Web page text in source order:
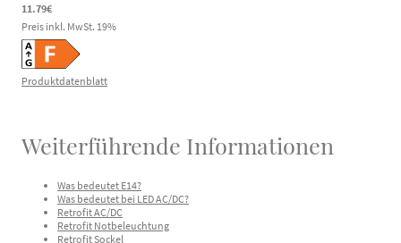
11.79€
Preis inkl. MwSt. 19%
Produktdatenblatt
Weiterführende Informationen
Was bedeutet E14?
Was bedeutet bei LED AC/DC?
Retrofit AC/DC
Retrofit Notbeleuchtung
Retrofit Sockel